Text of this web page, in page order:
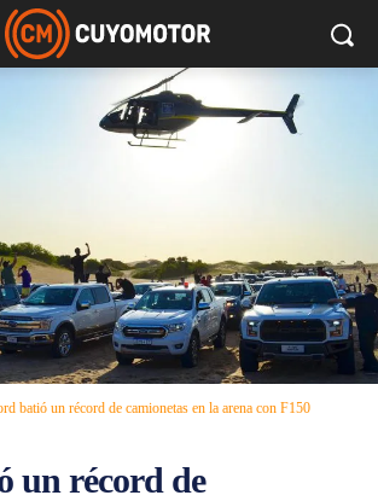
batió un récord de camionetas en la arena con F150
un récord de